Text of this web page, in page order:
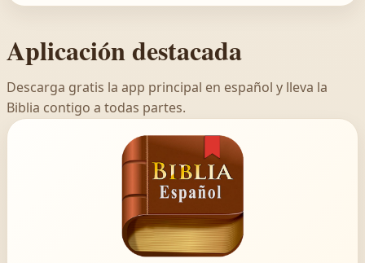
Aplicación destacada
Descarga gratis la app principal en español y lleva la
Biblia contigo a todas partes.